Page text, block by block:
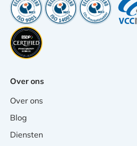
Over ons
Over ons
Blog
Diensten